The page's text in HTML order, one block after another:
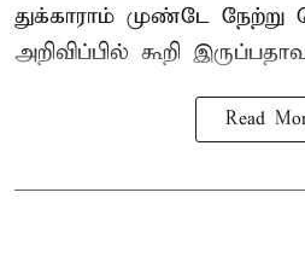
துக்காராம் முண்டே நேற்று
அறிவிப்பில் கூறி
Read